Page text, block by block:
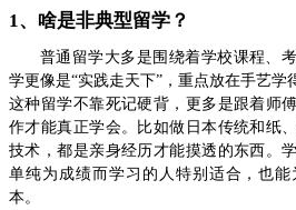
1、啥是非典型留学？
普通留学大多是围绕着学校课程、
学更像是“实践走天下”，重点放在手艺学
这种留学不靠死记硬背，更多是跟着师
作才能真正学会。比如做日本传统和纸
技术，都是亲身经历才能摸透的东西。
单纯为成绩而学习的人特别适合，也
本。